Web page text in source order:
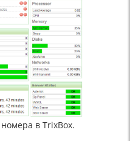
в TrixBox.